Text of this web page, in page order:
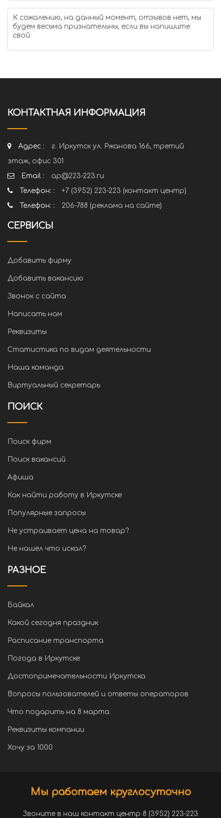
К сожалению, на данный момент, отзывов нет, мы
будем весьма признательны, если вы напишите
свой
КОНТАКТНАЯ ИНФОРМАЦИЯ
Адрес :
г. Иркутск ул. Ржанова 166, третий
этаж, офис 301
Email :
ap@223-223.ru
Телефон: :
+7 (3952) 223-223 (контакт центр)
Телефон: :
206-788 (реклама на сайте)
СЕРВИСЫ
Добавить фирму
Добавить вакансию
Звонок с сайта
Написать нам
Реквизиты
Статистика по видам деятельности
Наша команда
Виртуальный секретарь
ПОИСК
Поиск фирм
Поиск вакансий
Афиша
Как найти работу в Иркутске
Популярные запросы
Не устраивает цена на товар?
Не нашел что искал?
РАЗНОЕ
Байкал
Какой сегодня праздник
Расписание транспорта
Погода в Иркутске
Достопримечательности Иркутска
Вопросы пользователей и ответы операторов
Что подарить на 8 марта
Реквизиты компании
Хочу за 1000
Мы работаем круглосуточно
Звоните в наш контакт центр 8 (3952) 223-223